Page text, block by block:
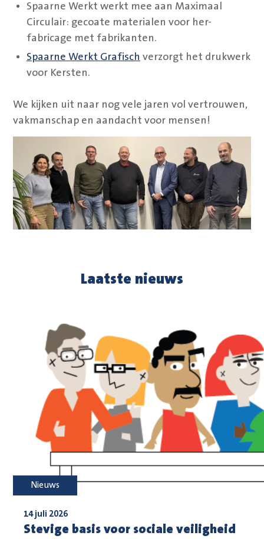
Spaarne Werkt werkt mee aan Maximaal
Circulair: gecoate materialen voor her-
fabricage met fabrikanten.
Spaarne Werkt Grafisch verzorgt het drukwerk
voor Kersten.
We kijken uit naar nog vele jaren vol vertrouwen,
vakmanschap en aandacht voor mensen!
Laatste nieuws
Stevige basis voor sociale veiligheid
14 juli 2026
Nieuws